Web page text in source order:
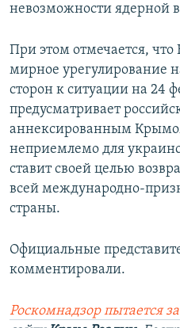
невозможности ядерной
При этом отмечается, что
мирное урегулирование
сторон к ситуации на 24
предусматривает
аннексированным
неприемлемо для
ставит своей целью
всей международно-
страны.
Официальные
комментировали.
Роскомнадзор пытается